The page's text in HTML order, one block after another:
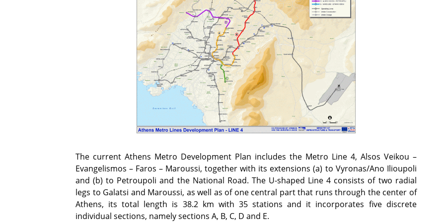
The current Athens Metro Development Plan includes the Metro Line 4, Alsos Veikou –
Evangelismos – Faros – Maroussi, together with its extensions (a) to Vyronas/Ano Ilioupoli
and (b) to Petroupoli and the National Road. The U-shaped Line 4 consists of two radial
legs to Galatsi and Maroussi, as well as of one central part that runs through the center of
Athens, its total length is 38.2 km with 35 stations and it incorporates five discrete
individual sections, namely sections A, B, C, D and E.